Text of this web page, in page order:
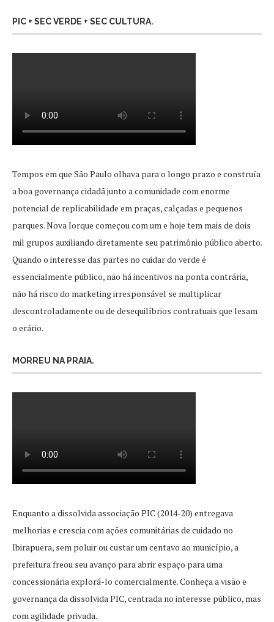
PIC + SEC VERDE + SEC CULTURA.
Tempos em que São Paulo olhava para o longo prazo e construía
a boa governança cidadã junto a comunidade com enorme
potencial de replicabilidade em praças, calçadas e pequenos
parques. Nova Iorque começou com um e hoje tem mais de dois
mil grupos auxiliando diretamente seu patrimônio público aberto.
Quando o interesse das partes no cuidar do verde é
essencialmente público, não há incentivos na ponta contrária,
não há risco do marketing irresponsável se multiplicar
descontroladamente ou de desequilíbrios contratuais que lesam
o erário.
MORREU NA PRAIA.
Enquanto a dissolvida associação PIC (2014-20) entregava
melhorias e crescia com ações comunitárias de cuidado no
Ibirapuera, sem poluir ou custar um centavo ao município, a
prefeitura freou seu avanço para abrir espaço para uma
concessionária explorá-lo comercialmente. Conheça a visão e
governança da dissolvida PIC, centrada no interesse público, mas
com agilidade privada.